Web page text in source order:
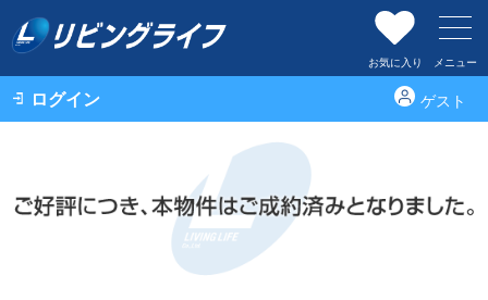
お気に入り メニュー
ログイン ゲスト